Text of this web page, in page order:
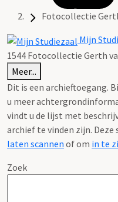
Fotocollectie
Mijn
1544 Fotocollectie Gerth
Meer...
Dit is een archieftoegang.
u meer
vindt u de lijst met
archief te vinden zijn.
laten scannen of om in te
Zoek